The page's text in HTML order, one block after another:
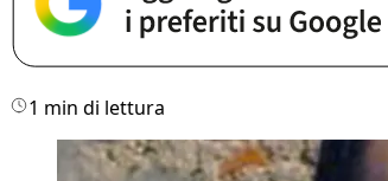
1 min di lettura